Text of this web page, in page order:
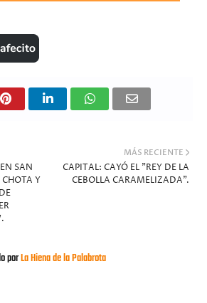
MÁS RECIENTE
CAPITAL: CAYÓ EL "REY DE LA
CEBOLLA CARAMELIZADA".
SAN
CHOTA Y
porLa Hiena de la Palabrota